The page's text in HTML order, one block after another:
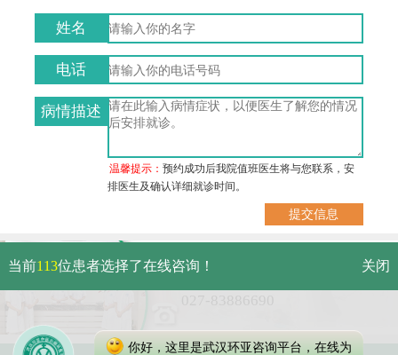
姓名
电话
病情描述
温馨提示：预约成功后我院值班医生将与您联系，安
排医生及确认详细就诊时间。
武汉市硚口区解放大道479号
免费电话：
当前113位患者选择了在线咨询！ 关闭
你好，这里是武汉环亚咨询平台，在线为